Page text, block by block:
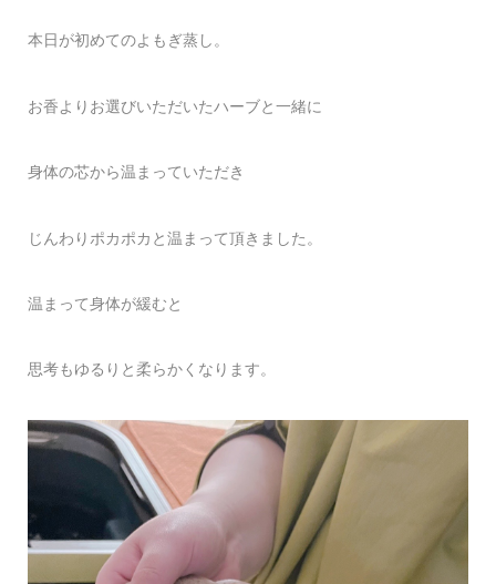
本日が初めてのよもぎ蒸し。
お香よりお選びいただいたハーブと一緒に
身体の芯から温まっていただき
じんわりポカポカと温まって頂きました。
温まって身体が緩むと
思考もゆるりと柔らかくなります。